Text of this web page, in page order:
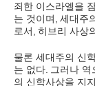
죄한 이스라엘을
는 것이며 세대주
로서 히브리 사상
물론 세대주의 신
는 없다 그러나
의 신학사상을 지